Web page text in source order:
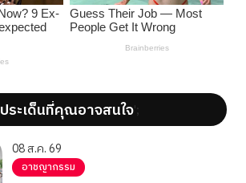
ประเด็นที่คุณอาจสนใจ';
08 ส.ค. 69
อาชญากรรม